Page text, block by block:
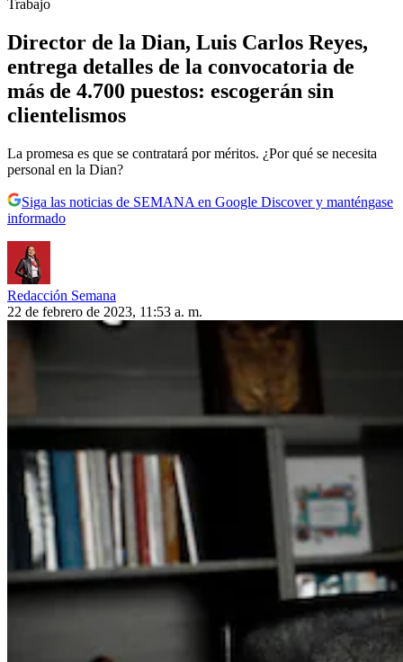
Trabajo
Director de la Dian, Luis Carlos Reyes,
entrega detalles de la convocatoria de
más de 4.700 puestos: escogerán sin
clientelismos
La promesa es que se contratará por méritos. ¿Por qué se necesita
personal en la Dian?
Siga las noticias de SEMANA en Google Discover y manténgase
informado
Redacción Semana
22 de febrero de 2023, 11:53 a. m.